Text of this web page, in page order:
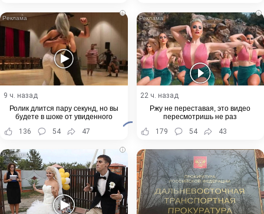
i
9 ч. назад
Ролик длится пару секунд, но вы
будете в шоке от увиденного
136
54 47
i
22 ч. назад
Ржу не переставая, это видео
пересмотришь не раз
179
54 43
i